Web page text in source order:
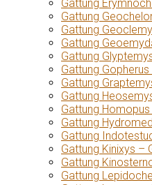
Gattung
Gattung
Gattung
Gattung
Gattung
Gattung
Gattung
Gattung
Gattung
Gattung
Gattung
Gattung Kinixys –
Gattung
Gattung